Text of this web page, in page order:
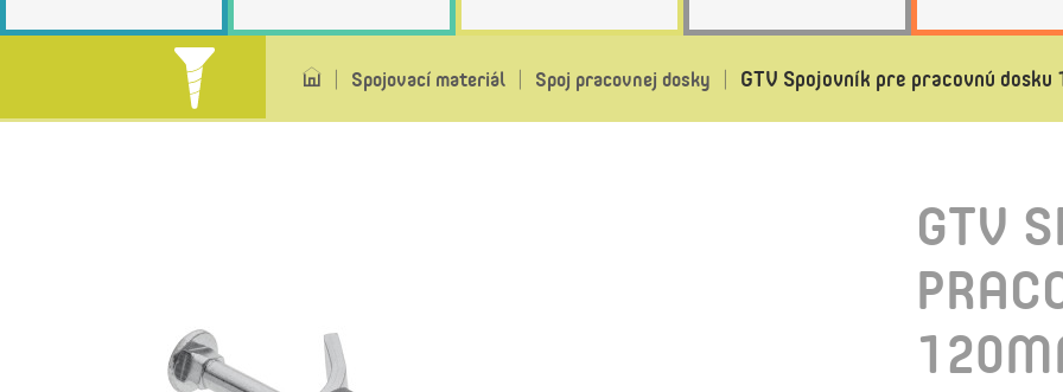
Spojovací materiál Spoj pracovnej dosky GTV Spojovník pre pracovnú dosku
GTV